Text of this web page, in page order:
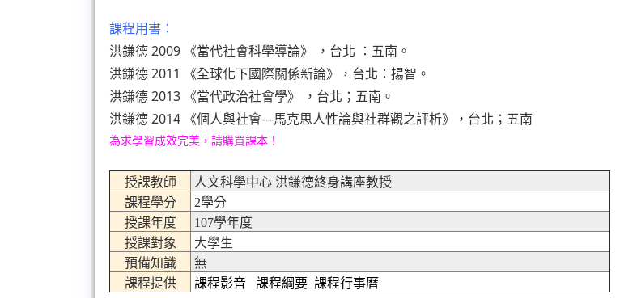
課程用書：
洪鎌德 2009 《當代社會科學導論》 ，台北 ：五南。
洪鎌德 2011 《全球化下國際關係新論》，台北：揚智。
洪鎌德 2013 《當代政治社會學》 ，台北；五南。
洪鎌德 2014 《個人與社會---馬克思人性論與社群觀之評析》，台北；五南
為求學習成效完美，請購買課本！
授課教師
人文科學中心 洪鎌德終身講座教授
課程學分
2學分
授課年度
107學年度
授課對象
大學生
預備知識
無
課程提供
課程影音 課程綱要 課程行事曆